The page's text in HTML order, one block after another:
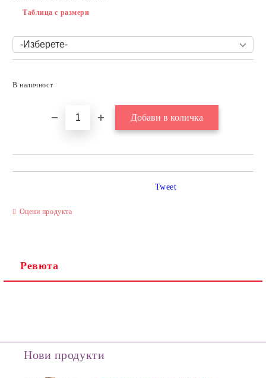
Таблица с размери
В наличност
Оцени продукта
Tweet
Ревюта
Нови продукти